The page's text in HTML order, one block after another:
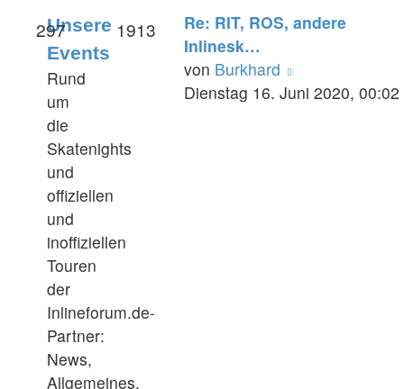
Unsere
Events
Rund
um
die
Skatenights
und
offiziellen
und
inoffiziellen
Touren
der
Inlineforum.de-
Partner:
News,
Allgemeines,
297 1913
Re: RIT, ROS, andere
Inlinesk…
von Burkhard
Beitrag
Dienstag 16. Juni 2020, 00:02